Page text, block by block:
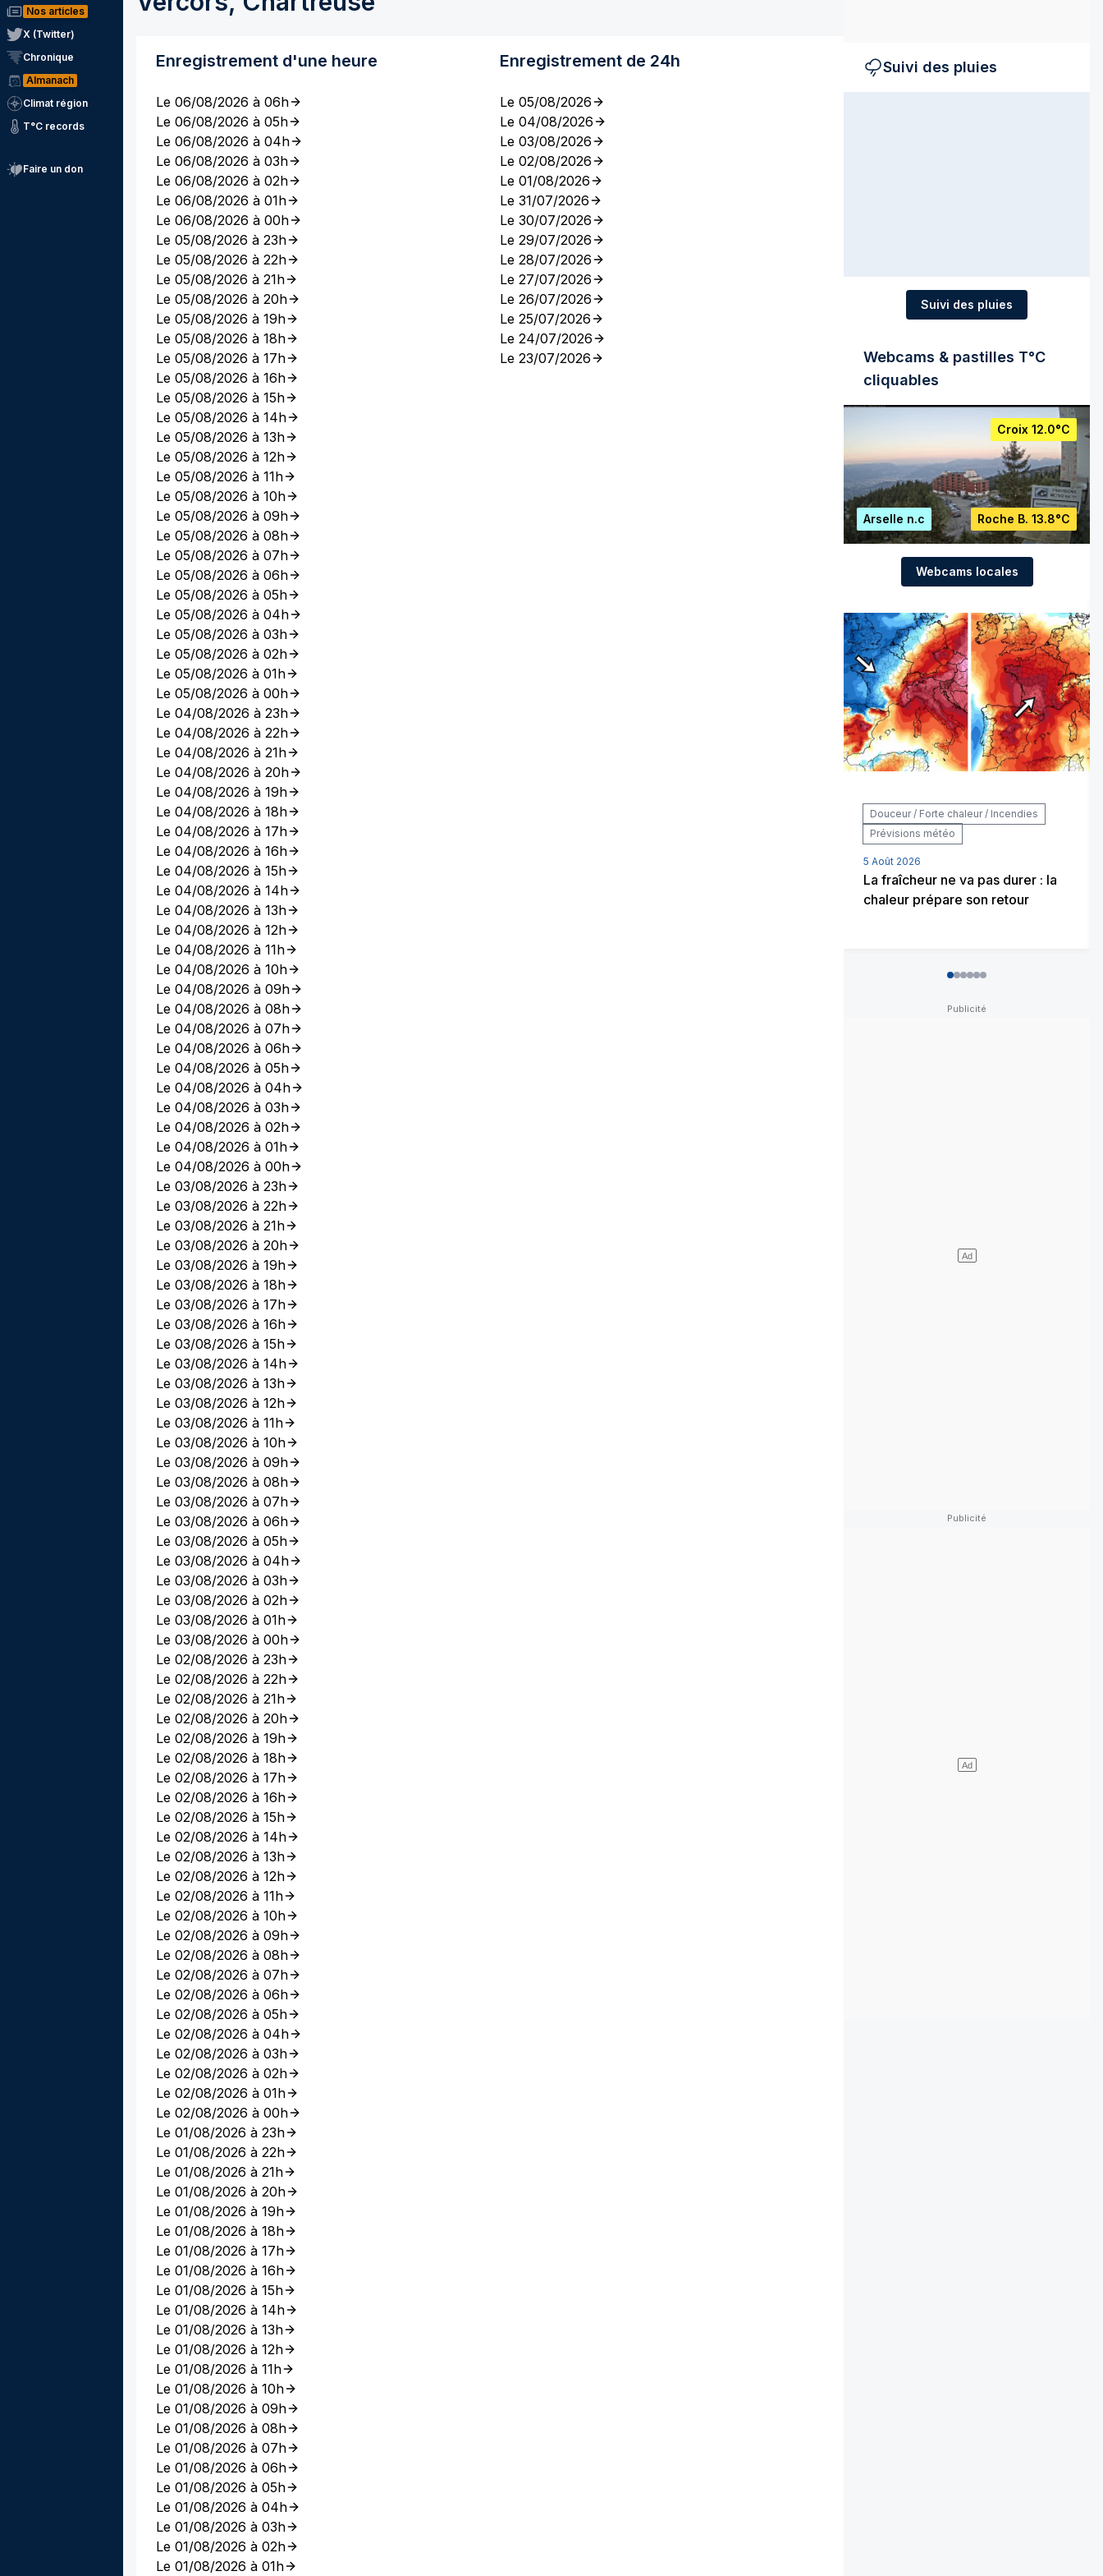
Nos articles
X (Twitter)
Chronique
Almanach
Climat région
T°C records
Faire un don
Enregistrement d'une heure
Le 06/08/2026 à 06h
Le 06/08/2026 à 05h
Le 06/08/2026 à 04h
Le 06/08/2026 à 03h
Le 06/08/2026 à 02h
Le 06/08/2026 à 01h
Le 06/08/2026 à 00h
Le 05/08/2026 à 23h
Le 05/08/2026 à 22h
Le 05/08/2026 à 21h
Le 05/08/2026 à 20h
Le 05/08/2026 à 19h
Le 05/08/2026 à 18h
Le 05/08/2026 à 17h
Le 05/08/2026 à 16h
Le 05/08/2026 à 15h
Le 05/08/2026 à 14h
Le 05/08/2026 à 13h
Le 05/08/2026 à 12h
Le 05/08/2026 à 11h
Le 05/08/2026 à 10h
Le 05/08/2026 à 09h
Le 05/08/2026 à 08h
Le 05/08/2026 à 07h
Le 05/08/2026 à 06h
Le 05/08/2026 à 05h
Le 05/08/2026 à 04h
Le 05/08/2026 à 03h
Le 05/08/2026 à 02h
Le 05/08/2026 à 01h
Le 05/08/2026 à 00h
Le 04/08/2026 à 23h
Le 04/08/2026 à 22h
Le 04/08/2026 à 21h
Le 04/08/2026 à 20h
Le 04/08/2026 à 19h
Le 04/08/2026 à 18h
Le 04/08/2026 à 17h
Le 04/08/2026 à 16h
Le 04/08/2026 à 15h
Le 04/08/2026 à 14h
Le 04/08/2026 à 13h
Le 04/08/2026 à 12h
Le 04/08/2026 à 11h
Le 04/08/2026 à 10h
Le 04/08/2026 à 09h
Le 04/08/2026 à 08h
Le 04/08/2026 à 07h
Le 04/08/2026 à 06h
Le 04/08/2026 à 05h
Le 04/08/2026 à 04h
Le 04/08/2026 à 03h
Le 04/08/2026 à 02h
Le 04/08/2026 à 01h
Le 04/08/2026 à 00h
Le 03/08/2026 à 23h
Le 03/08/2026 à 22h
Le 03/08/2026 à 21h
Le 03/08/2026 à 20h
Le 03/08/2026 à 19h
Le 03/08/2026 à 18h
Le 03/08/2026 à 17h
Le 03/08/2026 à 16h
Le 03/08/2026 à 15h
Le 03/08/2026 à 14h
Le 03/08/2026 à 13h
Le 03/08/2026 à 12h
Le 03/08/2026 à 11h
Le 03/08/2026 à 10h
Le 03/08/2026 à 09h
Le 03/08/2026 à 08h
Le 03/08/2026 à 07h
Le 03/08/2026 à 06h
Le 03/08/2026 à 05h
Le 03/08/2026 à 04h
Le 03/08/2026 à 03h
Le 03/08/2026 à 02h
Le 03/08/2026 à 01h
Le 03/08/2026 à 00h
Le 02/08/2026 à 23h
Le 02/08/2026 à 22h
Le 02/08/2026 à 21h
Le 02/08/2026 à 20h
Le 02/08/2026 à 19h
Le 02/08/2026 à 18h
Le 02/08/2026 à 17h
Le 02/08/2026 à 16h
Le 02/08/2026 à 15h
Le 02/08/2026 à 14h
Le 02/08/2026 à 13h
Le 02/08/2026 à 12h
Le 02/08/2026 à 11h
Le 02/08/2026 à 10h
Le 02/08/2026 à 09h
Le 02/08/2026 à 08h
Le 02/08/2026 à 07h
Le 02/08/2026 à 06h
Le 02/08/2026 à 05h
Le 02/08/2026 à 04h
Le 02/08/2026 à 03h
Le 02/08/2026 à 02h
Le 02/08/2026 à 01h
Le 02/08/2026 à 00h
Le 01/08/2026 à 23h
Le 01/08/2026 à 22h
Le 01/08/2026 à 21h
Le 01/08/2026 à 20h
Le 01/08/2026 à 19h
Le 01/08/2026 à 18h
Le 01/08/2026 à 17h
Le 01/08/2026 à 16h
Le 01/08/2026 à 15h
Le 01/08/2026 à 14h
Le 01/08/2026 à 13h
Le 01/08/2026 à 12h
Le 01/08/2026 à 11h
Le 01/08/2026 à 10h
Le 01/08/2026 à 09h
Le 01/08/2026 à 08h
Le 01/08/2026 à 07h
Le 01/08/2026 à 06h
Le 01/08/2026 à 05h
Le 01/08/2026 à 04h
Le 01/08/2026 à 03h
Le 01/08/2026 à 02h
Le 01/08/2026 à 01h
Enregistrement de 24h
Le 05/08/2026
Le 04/08/2026
Le 03/08/2026
Le 02/08/2026
Le 01/08/2026
Le 31/07/2026
Le 30/07/2026
Le 29/07/2026
Le 28/07/2026
Le 27/07/2026
Le 26/07/2026
Le 25/07/2026
Le 24/07/2026
Le 23/07/2026
Suivi des pluies
Suivi des pluies
Webcams & pastilles T°C
cliquables
Croix 12.0°C
Arselle n.c Roche B. 13.8°C
Webcams locales
Douceur / Forte chaleur / Incendies
Prévisions météo
5 Août 2026
La fraîcheur ne va pas durer : la
chaleur prépare son retour
012345